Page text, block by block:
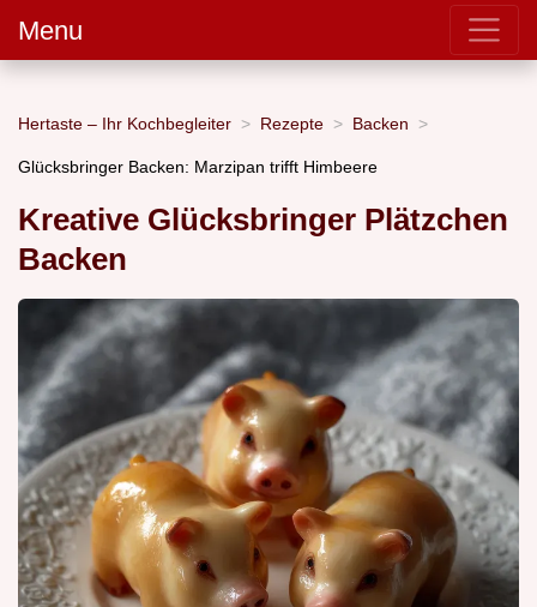
Menu
Hertaste – Ihr Kochbegleiter Rezepte Backen
Glücksbringer Backen: Marzipan trifft Himbeere
Kreative Glücksbringer Plätzchen
Backen